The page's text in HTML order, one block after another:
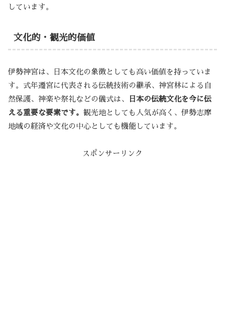
しています。
文化的・観光的価値
伊勢神宮は、日本文化の象徴としても高い価値を持っていま
す。式年遷宮に代表される伝統技術の継承、神宮林による自
然保護、神楽や祭礼などの儀式は、
日本の伝統文化を今に伝
える重要な要素です。 観光地としても人気が高く、伊勢志摩
地域の経済や文化の中心としても機能しています。
スポンサーリンク